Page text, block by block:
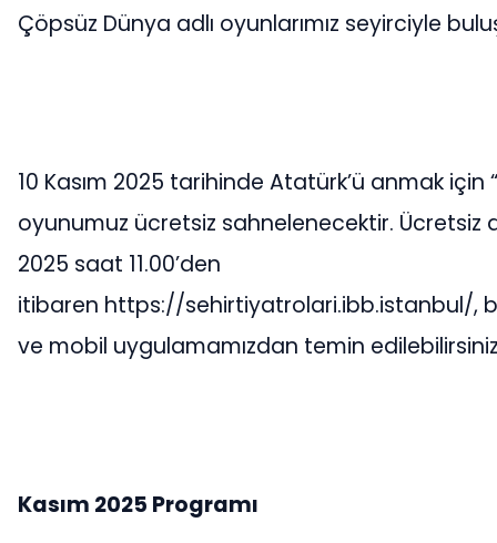
Çöpsüz Dünya adlı oyunlarımız seyirciyle
10 Kasım 2025 tarihinde Atatürk’ü anmak için
oyunumuz ücretsiz sahnelenecektir. Ücretsiz
2025 saat 11.00’den
itibaren https://sehirtiyatrolari.ibb.istanbul/,
ve mobil uygulamamızdan temin
Kasım 2025 Programı